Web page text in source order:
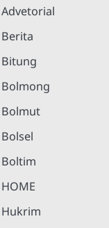
Advetorial
Berita
Bitung
Bolmong
Bolmut
Bolsel
Boltim
HOME
Hukrim